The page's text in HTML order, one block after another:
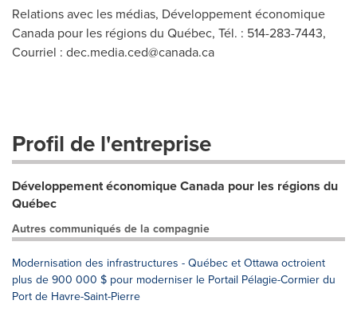
Relations avec les médias, Développement économique
Canada pour les régions du Québec, Tél. : 514-283-7443,
Courriel : dec.media.ced@canada.ca
Profil de l'entreprise
Développement économique Canada pour les régions du
Québec
Autres communiqués de la compagnie
Modernisation des infrastructures - Québec et Ottawa octroient
plus de 900 000 $ pour moderniser le Portail Pélagie-Cormier du
Port de Havre-Saint-Pierre